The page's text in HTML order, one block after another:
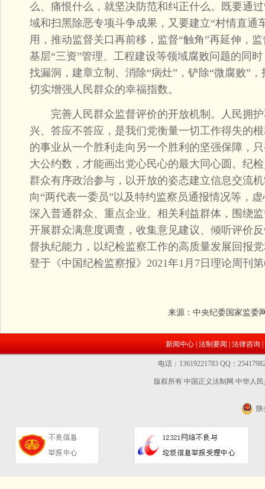
么、痛恨什么，就坚决防范和纠正什么。既要通
域和扫黑除恶专项斗争成果，又要建立“村情直通
用，推动监督关口再前移，监督“触角”再延伸，
基层“三资”管理、工程建设等领域腐败问题的同
找漏洞，建章立制、消除“病灶”，铲除“微腐败”
切实增强人民群众的幸福指数。
完善人民群众监督评价的开放机制。人民拥护
兴、答应不答应，是我们党衡量一切工作得失的
的事业从一个胜利走向另一个胜利的坚强保障，
大公约数，才能画出党心民心的最大同心圆。纪
群众有序政治参与，以开放的姿态建立信息交流
向“两代表一委员”以及特约监察员通报情况等，
深入普通群众、重点企业、相关利益群体，围绕
开展群众满意度调查，收集意见建议、倾听评价
督执纪能力，以纪检监察工作的高质量发展回报
登于《中国纪检监察报》2021年1月7日理论周刊
来源：中央纪委国家监委
新闻中心 法制要闻 法律咨询
电话：13619221783 QQ：
版权所有 中国正义法制网中华人